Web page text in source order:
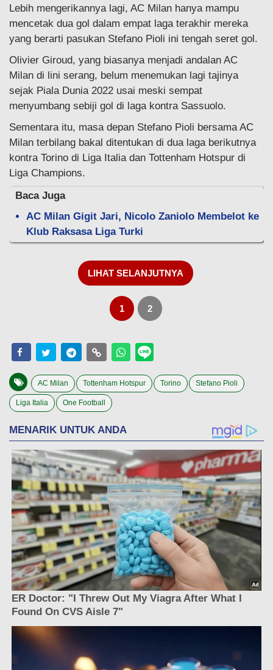
Lebih mengerikannya lagi, AC Milan hanya mampu
mencetak dua gol dalam empat laga terakhir mereka
yang berarti pasukan Stefano Pioli ini tengah seret gol.
Olivier Giroud, yang biasanya menjadi andalan AC
Milan di lini serang, belum menemukan lagi tajinya
sejak Piala Dunia 2022 usai meski sempat
menyumbang sebiji gol di laga kontra Sassuolo.
Sementara itu, masa depan Stefano Pioli bersama AC
Milan terbilang bakal ditentukan di dua laga berikutnya
kontra Torino di Liga Italia dan Tottenham Hotspur di
Liga Champions.
Baca Juga
AC Milan Gigit Jari, Nicolo Zaniolo Membelot ke
Klub Raksasa Liga Turki
LIHAT SELANJUTNYA
1 2
AC Milan Tottenham Hotspur Torino Stefano Pioli
Liga Italia One Football